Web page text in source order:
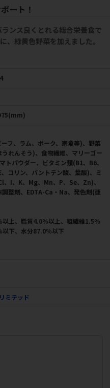
ート！
ンス良くとれる総合栄養食で
、緑黄色野菜を加えました。
フ、ラム、ポーク、家禽等)、野菜
れんそう)、食物繊維、マリーゴー
トパウダー、ビタミン類(B1、B6、
コリン、パントテン酸、葉酸)、ミ
、I、K、Mg、Mn、P、Se、Zn)、
整剤、EDTA-Ca・Na、発色剤(亜
以上、脂質4.0％以上、粗繊維1.5％
以下、水分87.0％以下
ミテッド